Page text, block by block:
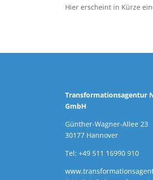
Hier erscheint in Kürze
Transformationsagentur
GmbH
Günther-Wagner-Allee 23
30177 Hannover
Tel: +49 511 16990 910